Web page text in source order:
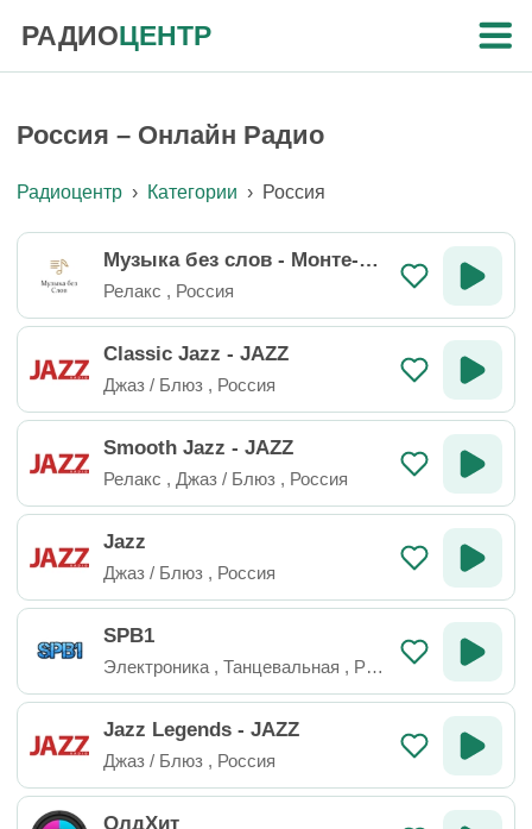
РАДИОЦЕНТР
Россия – Онлайн Радио
Радиоцентр › Категории › Россия
Музыка без слов - Монте-Ка
рло
Релакс , Россия
Classic Jazz - JAZZ
Джаз / Блюз , Россия
Smooth Jazz - JAZZ
Релакс , Джаз / Блюз , Россия
Jazz
Джаз / Блюз , Россия
SPB1
Электроника , Танцевальная , Рос
сия
Jazz Legends - JAZZ
Джаз / Блюз , Россия
ОлдХит